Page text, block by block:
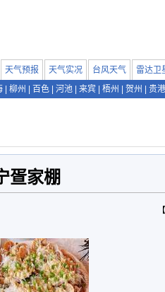
天气预报 天气实况 台风天气 雷达卫
柳州 百色 河池 来宾 梧州 贺州 贵港
疍家棚